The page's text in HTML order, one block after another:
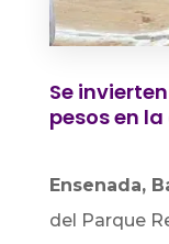
Se
pesos en
Ensenada,
del Parque